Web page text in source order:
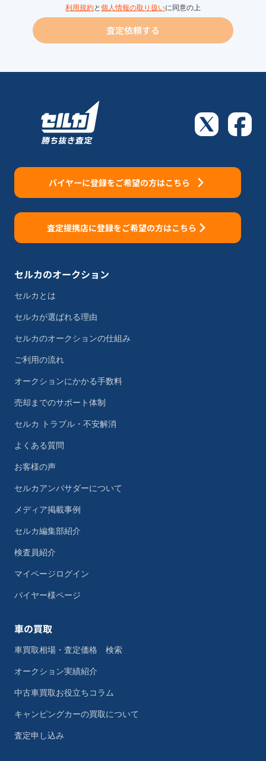
利用規約と 個人情報の取り扱いに同意の上
査定依頼する
バイヤーに登録をご希望の方はこちら
査定提携店に登録をご希望の方はこちら
セルカのオークション
セルカとは
セルカが選ばれる理由
セルカのオークションの仕組み
ご利用の流れ
オークションにかかる手数料
売却までのサポート体制
セルカ トラブル・不安解消
よくある質問
お客様の声
セルカアンバサダーについて
メディア掲載事例
セルカ編集部紹介
検査員紹介
マイページログイン
バイヤー様ページ
車の買取
車買取相場・査定価格 検索
オークション実績紹介
中古車買取お役立ちコラム
キャンピングカーの買取について
査定申し込み